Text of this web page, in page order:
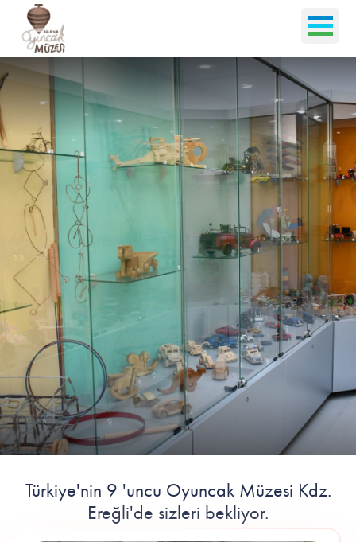
Türkiye'nin 9 'uncu Oyuncak Müzesi Kdz.
Ereğli'de sizleri bekliyor.